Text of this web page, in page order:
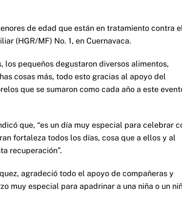
de edad que están en tratamiento contra
(HGR/MF) No. 1, en Cuernavaca.
los pequeños degustaron diversos alimentos,
cosas más, todo esto gracias al apoyo del
que se sumaron como cada año a este
que, “es un día muy especial para celebrar
fortaleza todos los días, cosa que a ellos y al
recuperación”.
agradeció todo el apoyo de compañeras y
muy especial para apadrinar a una niña o un